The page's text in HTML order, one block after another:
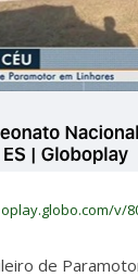
v/
de